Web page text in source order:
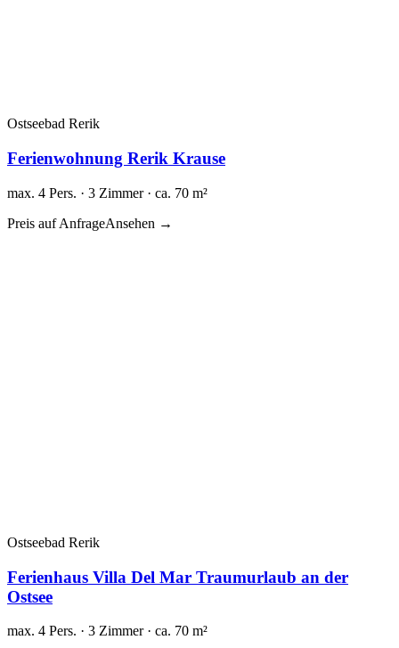
Ostseebad Rerik
Ferienwohnung Rerik Krause
max. 4 Pers. · 3 Zimmer · ca. 70 m²
Preis auf AnfrageAnsehen →
Ostseebad Rerik
Ferienhaus Villa Del Mar Traumurlaub an der
Ostsee
max. 4 Pers. · 3 Zimmer · ca. 70 m²